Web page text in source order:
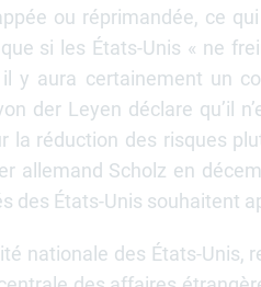
ou réprimandée, ce
que si les États-Unis « ne
y aura certainement un
der Leyen déclare qu’il
la réduction des risques
allemand Scholz en
États-Unis souhaitent
nationale des États-